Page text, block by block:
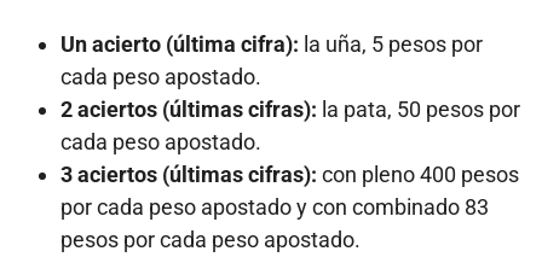
Un acierto (última cifra): la uña, 5 pesos por
cada peso apostado.
2 aciertos (últimas cifras): la pata, 50 pesos por
cada peso apostado.
3 aciertos (últimas cifras): con pleno 400 pesos
por cada peso apostado y con combinado 83
pesos por cada peso apostado.